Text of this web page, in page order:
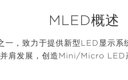
MLED概述
，致力于提供新型LED显示系
肩发展，创造Mini/Micro LED